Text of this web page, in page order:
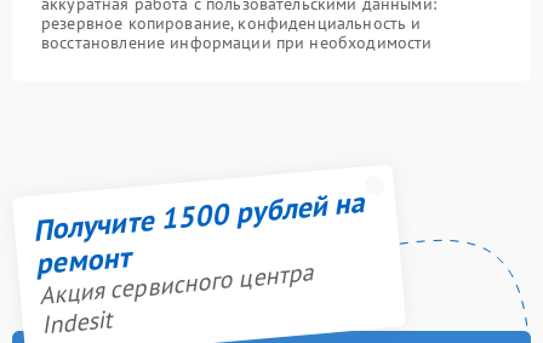
резервное копирование, конфиденциальность и
восстановление информации при необходимости
Получите 1500 рублей на
ремонт
Акция сервисного центра
Indesit